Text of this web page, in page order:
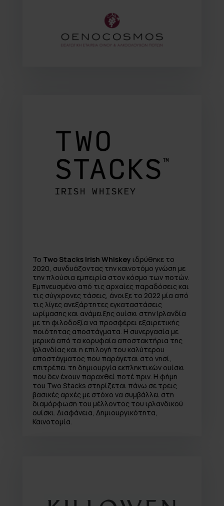
Το Two Stacks Irish Whiskey ιδρύθηκε το
2020, συνδυάζοντας την καινοτόμο γνώση με
την πλούσια εμπειρία στον κόσμο των ποτών.
Εμπνευσμένο από τις αρχαίες παραδόσεις και
τις σύγχρονες τάσεις, άνοιξε το 2022 μία από
τις λίγες ανεξάρτητες εγκαταστάσεις
ωρίμασης και ανάμειξης ουίσκι στην Ιρλανδία
με τη φιλοδοξία να προσφέρει εξαιρετικής
ποιότητας αποστάγματα. Η συνεργασία με
μερικά από τα κορυφαία αποστακτήρια της
Ιρλανδίας και η επιλογή του καλύτερου
αποστάγματος που παράγεται στο νησί,
επιτρέπει τη δημιουργία εκπληκτικών ουίσκι
που δεν έχουν παραχθεί ποτέ πριν. Η φήμη
του Two Stacks στηρίζεται πάνω σε τρεις
βασικές αρχές με στόχο να συμβάλλει στη
διαμόρφωση του μέλλοντος του ιρλανδικού
ουίσκι. Διαφάνεια, Δημιουργικότητα,
Καινοτομία.